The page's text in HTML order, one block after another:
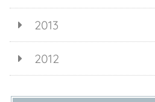
2013
2012